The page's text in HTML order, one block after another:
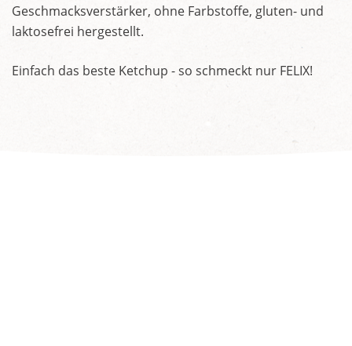
Geschmacksverstärker, ohne Farbstoffe, gluten- und
laktosefrei hergestellt.
Einfach das beste Ketchup - so schmeckt nur FELIX!